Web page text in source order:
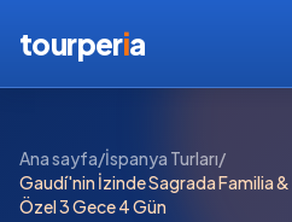
tourperia
Ana sayfa/İspanya Turları/
Gaudí'nin İzinde Sagrada Familia &
Özel 3 Gece 4 Gün